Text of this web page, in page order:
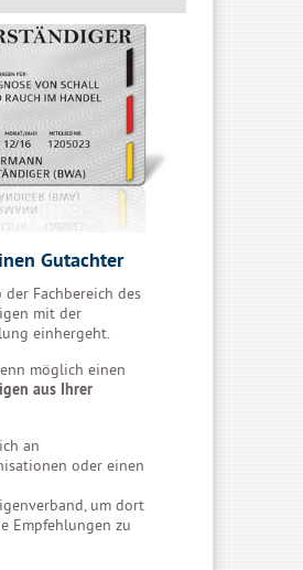
Gutachter
der Fachbereich des
mit der
einhergeht.
möglich einen
aus Ihrer
an
oder einen
um dort
Empfehlungen zu